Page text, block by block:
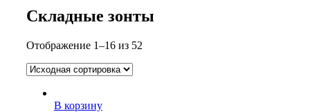
Складные зонты
Отображение 1–16 из 52
В корзину